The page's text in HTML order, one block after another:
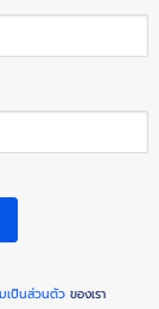
เป็นส่วนตัวของเรา